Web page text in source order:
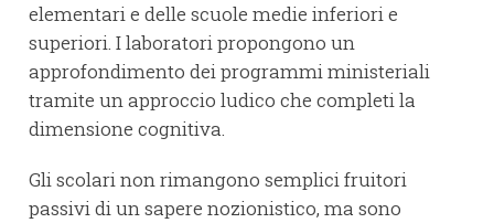
elementari e delle scuole medie inferiori e
superiori. I laboratori propongono un
approfondimento dei programmi ministeriali
tramite un approccio ludico che completi la
dimensione cognitiva.
Gli scolari non rimangono semplici fruitori
passivi di un sapere nozionistico, ma sono